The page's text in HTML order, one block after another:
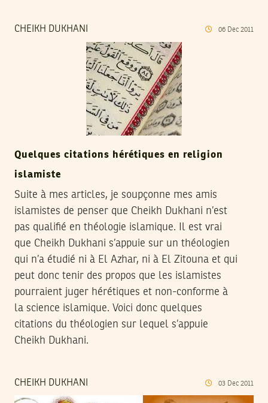
CHEIKH DUKHANI 06 Dec 2011
Quelques citations hérétiques en religion
islamiste
Suite à mes articles, je soupçonne mes amis
islamistes de penser que Cheikh Dukhani n’est
pas qualifié en théologie islamique. Il est vrai
que Cheikh Dukhani s’appuie sur un théologien
qui n’a étudié ni à El Azhar, ni à El Zitouna et qui
peut donc tenir des propos que les islamistes
pourraient juger hérétiques et non-conforme à
la science islamique. Voici donc quelques
citations du théologien sur lequel s’appuie
Cheikh Dukhani.
CHEIKH DUKHANI 03 Dec 2011